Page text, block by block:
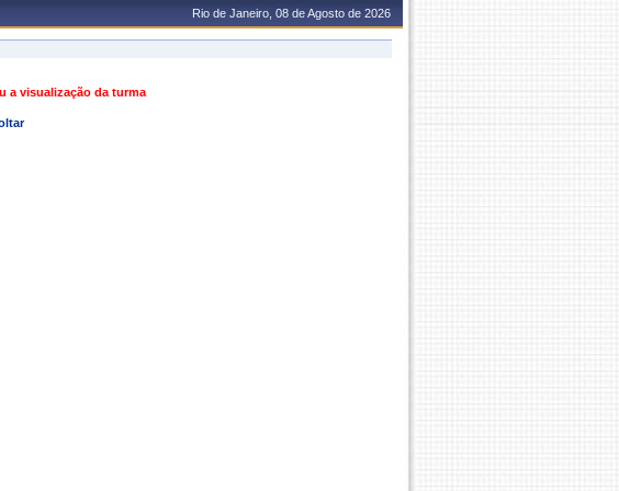
Rio de Janeiro, 08 de Agosto de 2026
a visualização da turma